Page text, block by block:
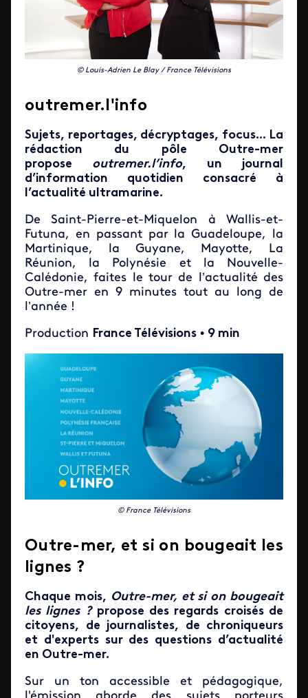
© Louis-Adrien Le Blay / France Télévisions
outremer.l'info
Sujets, reportages, décryptages, focus... La
rédaction du pôle Outre-mer
propose outremer.l’info, un journal
d’information quotidien consacré à
l’actualité ultramarine.
De Saint-Pierre-et-Miquelon à Wallis-et-
Futuna, en passant par la Guadeloupe, la
Martinique, la Guyane, Mayotte, La
Réunion, la Polynésie et la Nouvelle-
Calédonie, faites le tour de l’actualité des
Outre-mer en 9 minutes tout au long de
l’année !
Production France Télévisions • 9 min
© France Télévisions
Outre-mer, et si on bougeait les
lignes ?
Chaque mois, Outre-mer, et si on bougeait
les lignes ?propose des regards croisés de
citoyens, de journalistes, de chroniqueurs
et d'experts sur des questions d’actualité
en Outre-mer.
Sur un ton accessible et pédagogique,